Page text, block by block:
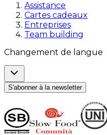
Assistance
Cartes cadeaux
Entreprises
Team building
Changement de langue
S'abonner à la newsletter